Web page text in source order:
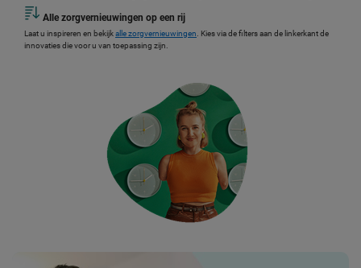
Alle zorgvernieuwingen op een rij
Laat u inspireren en bekijkalle zorgvernieuwingen . Kies via de filters aan de linkerkant de
innovaties die voor u van toepassing zijn.